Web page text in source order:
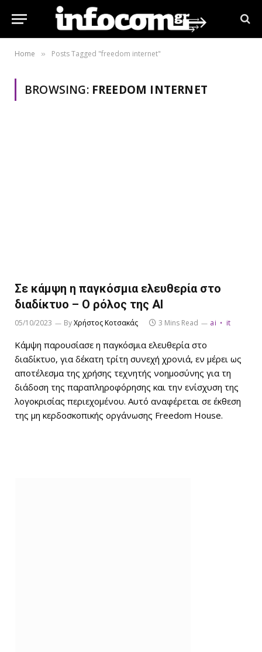
Home » Posts Tagged "freedom internet"
BROWSING: FREEDOM INTERNET
Σε κάμψη η παγκόσμια ελευθερία στο
διαδίκτυο – Ο ρόλος της AI
05/10/2023 ByΧρήστος Κοτσακάς 3 Mins Read ai it
Κάμψη παρουσίασε η παγκόσμια ελευθερία στο
διαδίκτυο, για δέκατη τρίτη συνεχή χρονιά, εν μέρει ως
αποτέλεσμα της χρήσης τεχνητής νοημοσύνης για τη
διάδοση της παραπληροφόρησης και την ενίσχυση της
λογοκρισίας περιεχομένου. Αυτό αναφέρεται σε έκθεση
της μη κερδοσκοπικής οργάνωσης Freedom House.